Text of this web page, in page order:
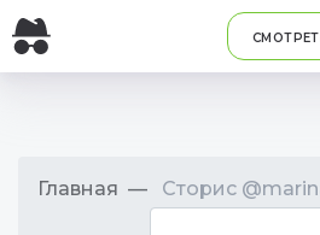
Главная Сторис